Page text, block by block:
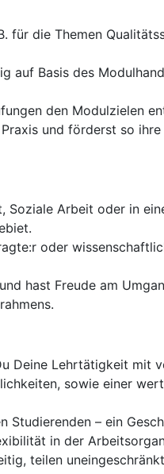
für die Themen
auf Basis des
den Modulzielen
und förderst so
Soziale Arbeit oder in
oder
hast Freude am
Deine Lehrtätigkeit mit
sowie einer
– ein
in der
teilen